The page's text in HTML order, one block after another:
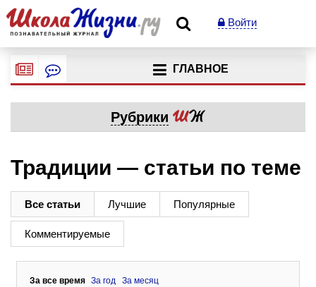
Войти
ГЛАВНОЕ
Рубрики
Традиции — статьи по теме
Все статьи Лучшие Популярные
Комментируемые
За все время За год
За месяц